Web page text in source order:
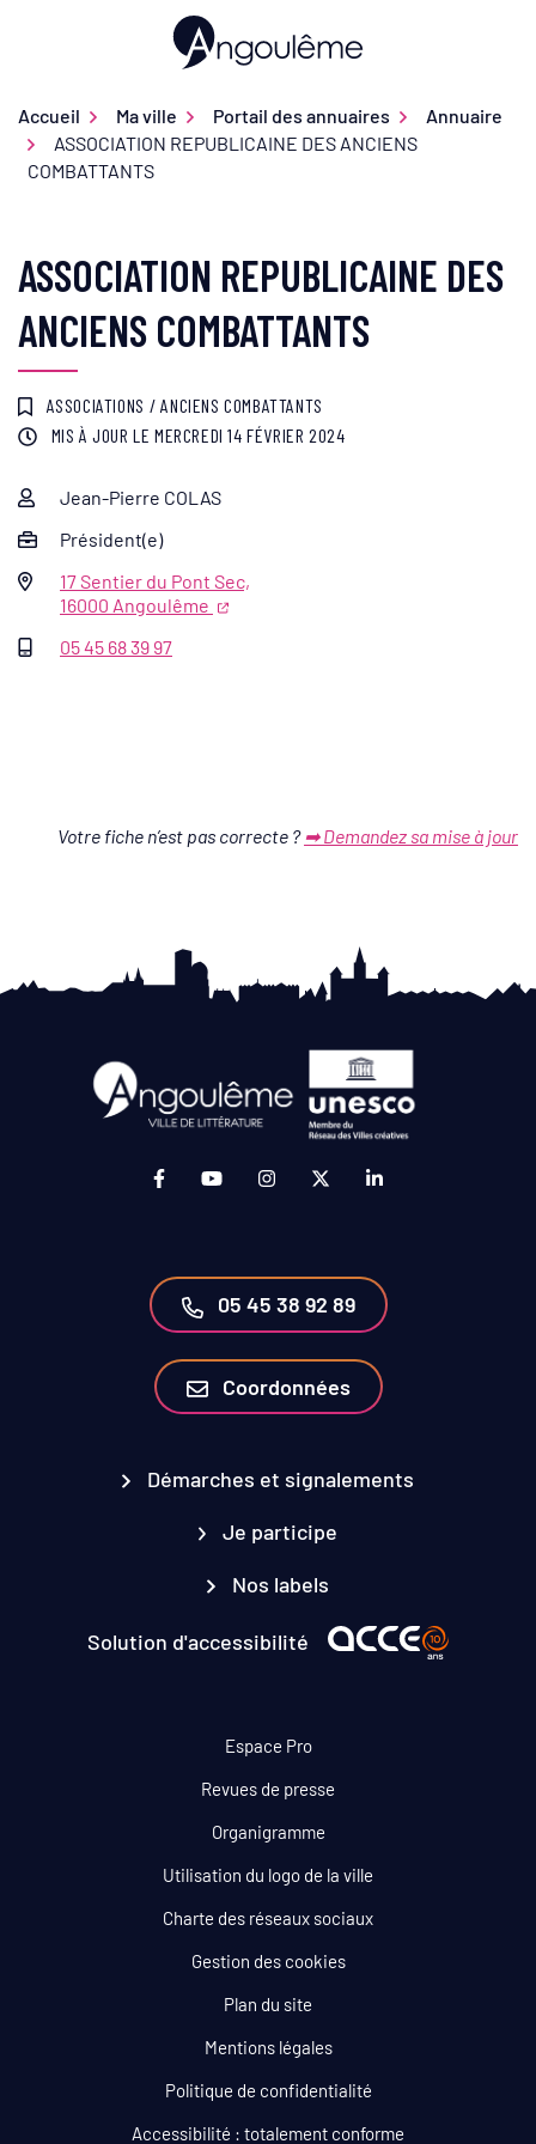
Ville d'Angoulême
Accueil Ma ville Portail des annuaires
Annuaire
ASSOCIATION REPUBLICAINE DES ANCIENS
COMBATTANTS
ASSOCIATION REPUBLICAINE DES
ANCIENS COMBATTANTS
ASSOCIATIONS / ANCIENS COMBATTANTS
MIS À JOUR LE MERCREDI 14 FÉVRIER 2024
Infos utiles
Jean-Pierre COLAS
Président(e)
17 Sentier du Pont Sec,
16000 Angoulême
05 45 68 39 97
Votre fiche n’est pas correcte ?➡ Demandez sa mise à jour
Lien vers le compte Facebook (ouverture
Lien vers la chaîne Youtube
Lien vers le compte
Lien vers le compte
Lien vers le
05 45 38 92 89
Coordonnées
Démarches et signalements
Je participe
Nos labels
Solution d'accessibilité
Espace Pro
Revues de presse
Organigramme
Utilisation du logo de la ville
Charte des réseaux sociaux
Gestion des cookies
Plan du site
Mentions légales
Politique de confidentialité
Accessibilité : totalement conforme